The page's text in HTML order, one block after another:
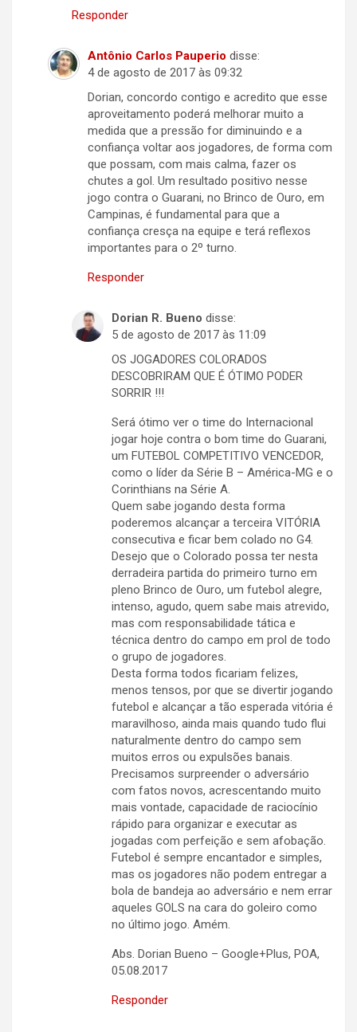
Responder
Antônio Carlos Pauperio disse:
4 de agosto de 2017 às 09:32
Dorian, concordo contigo e acredito que esse
aproveitamento poderá melhorar muito a
medida que a pressão for diminuindo e a
confiança voltar aos jogadores, de forma com
que possam, com mais calma, fazer os
chutes a gol. Um resultado positivo nesse
jogo contra o Guarani, no Brinco de Ouro, em
Campinas, é fundamental para que a
confiança cresça na equipe e terá reflexos
importantes para o 2º turno.
Responder
Dorian R. Bueno disse:
5 de agosto de 2017 às 11:09
OS JOGADORES COLORADOS
DESCOBRIRAM QUE É ÓTIMO PODER
SORRIR !!!
Será ótimo ver o time do Internacional
jogar hoje contra o bom time do Guarani,
um FUTEBOL COMPETITIVO VENCEDOR,
como o líder da Série B – América-MG e o
Corinthians na Série A.
Quem sabe jogando desta forma
poderemos alcançar a terceira VITÓRIA
consecutiva e ficar bem colado no G4.
Desejo que o Colorado possa ter nesta
derradeira partida do primeiro turno em
pleno Brinco de Ouro, um futebol alegre,
intenso, agudo, quem sabe mais atrevido,
mas com responsabilidade tática e
técnica dentro do campo em prol de todo
o grupo de jogadores.
Desta forma todos ficariam felizes,
menos tensos, por que se divertir jogando
futebol e alcançar a tão esperada vitória é
maravilhoso, ainda mais quando tudo flui
naturalmente dentro do campo sem
muitos erros ou expulsões banais.
Precisamos surpreender o adversário
com fatos novos, acrescentando muito
mais vontade, capacidade de raciocínio
rápido para organizar e executar as
jogadas com perfeição e sem afobação.
Futebol é sempre encantador e simples,
mas os jogadores não podem entregar a
bola de bandeja ao adversário e nem errar
aqueles GOLS na cara do goleiro como
no último jogo. Amém.
Abs. Dorian Bueno – Google+Plus, POA,
05.08.2017
Responder